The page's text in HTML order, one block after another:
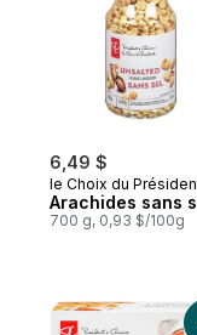
6,49 $
le Choix du
Arachides sans
700 g, 0,93 $/100g